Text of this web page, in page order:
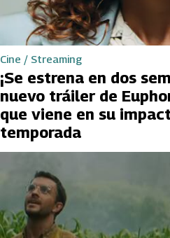
Cine / Streaming
¡Se estrena en dos
nuevo tráiler de
que viene en su
temporada